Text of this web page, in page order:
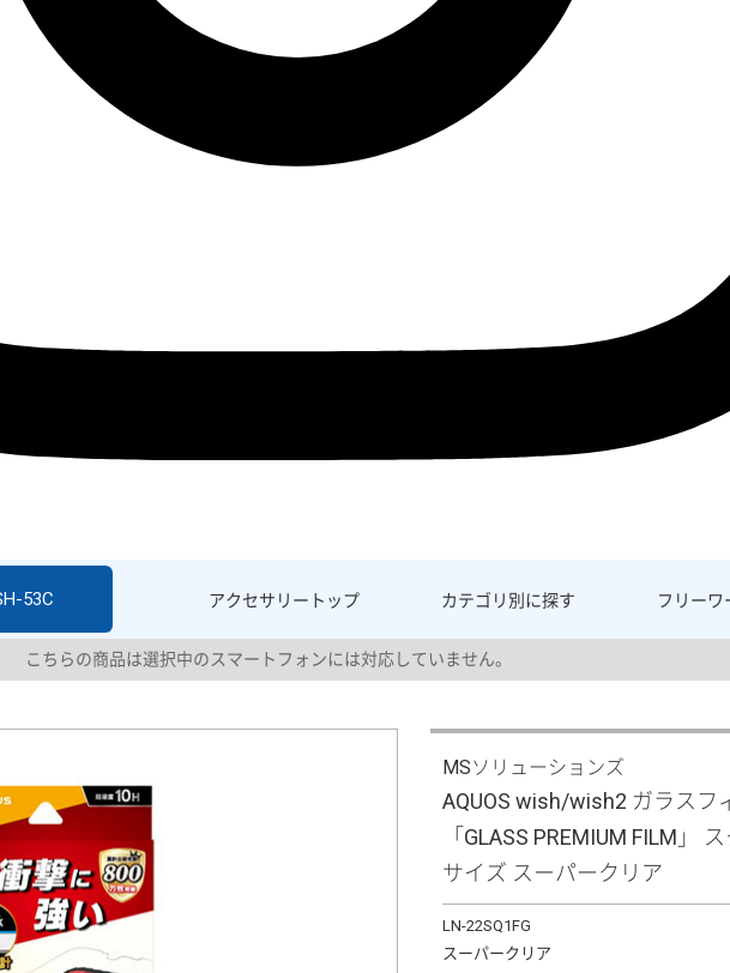
アクセサリー トップ カテゴリ別に探す フリーワ
53C
こちらの商品は選択中のスマートフォンには対応していません。
MSソリューションズ
AQUOS wish/wish2 ガラスフ
「GLASS PREMIUM FILM」
サイズ スーパークリア
LN-22SQ1FG
スーパークリア